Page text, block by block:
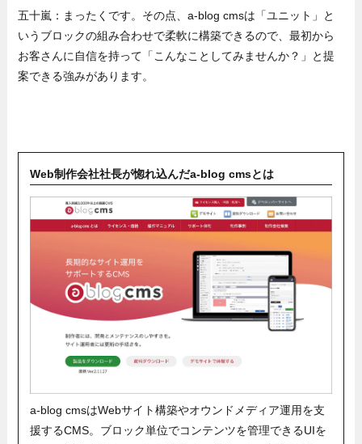
五十嵐：まったくです。その点、a-blog cmsは「ユニット」と
いうブロックの組み合わせで柔軟に構築できるので、最初から
お客さんに自信を持って「こんなことしてみませんか？」と提
案できる強みがあります。
Web制作会社社長が惚れ込んだa-blog cmsとは
a-blog cmsはWebサイト構築やオウンドメディア運用を支
援するCMS。ブロック単位でコンテンツを管理できるUIを